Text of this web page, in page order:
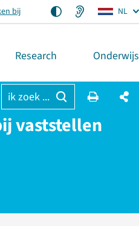
bij NL
Research Onderwijs
ik zoek ...
vaststellen